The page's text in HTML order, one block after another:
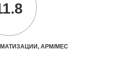
АРМ/МЕС